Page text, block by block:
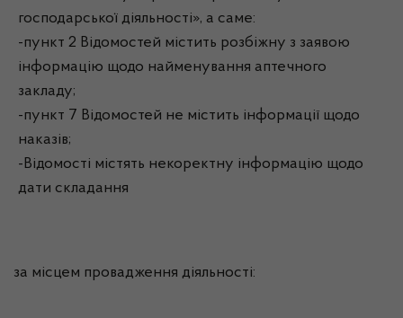
господарської діяльності», а саме:
-пункт 2 Відомостей містить розбіжну з заявою
інформацію щодо найменування аптечного
закладу;
-пункт 7 Відомостей не містить інформації щодо
наказів;
-Відомості містять некоректну інформацію щодо
дати складання
за місцем провадження діяльності: